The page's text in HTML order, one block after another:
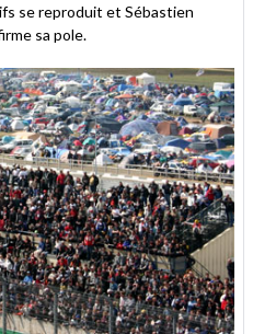
se reproduit et Sébastien
sa pole.